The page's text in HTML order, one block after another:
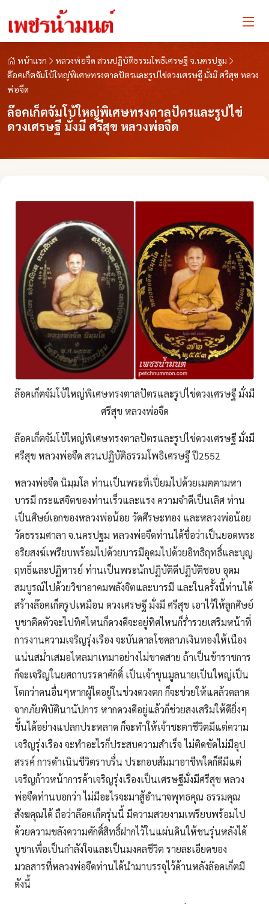
หน้าแรก
หลวงพ่อจืด สวนปฏิบัติธรรมโพธิเศรษฐี จ.นครปฐม
ล๊อคเก็ตจัมโบ้ใหญ่พิเศษทรงตาลปัตรและรูปไข่ดวงเศรษฐี มั่งมี ศรีสุข หลวง
พ่อจืด
ล๊อคเก็ตจัมโบ้ใหญ่พิเศษทรงตาลปัตรและรูปไข่
ดวงเศรษฐี มั่งมี ศรีสุข หลวงพ่อจืด
ล๊อคเก็ตจัมโบ้ใหญ่พิเศษทรงตาลปัตรและรูปไข่ดวงเศรษฐี มั่งมี
ศรีสุข หลวงพ่อจืด
ล๊อคเก็ตจัมโบ้ใหญ่พิเศษทรงตาลปัตรและรูปไข่ดวงเศรษฐี มั่งมี
ศรีสุข หลวงพ่อจืด สวนปฏิบัติธรรมโพธิเศรษฐี ปี2552
หลวงพ่อจืด นิมฺมโล ท่านเป็นพระที่เปี่ยมไปด้วยเมตตามหา
บารมี กระแสจิตของท่านเร็วและแรง ความจำดีเป็นเลิศ ท่าน
เป็นศิษย์เอกของหลวงพ่อน้อย วัดศีรษะทอง และหลวงพ่อน้อย
วัดธรรมศาลา จ.นครปฐม หลวงพ่อจืดท่านได้ชื่อว่าเป็นยอดพระ
อริยสงฆ์เพรียบพร้อมไปด้วยบารมีอุดมไปด้วยอิทธิฤทธิ์และบุญ
ฤทธิ์และปฏิหารย์ ท่านเป็นพระนักปฏิบัติดีปฏิบัติชอบ อุดม
สมบูรณ์ไปด้วยวิชาอาคมพลังจิตและบารมี และในครั้งนี้ท่านได้
สร้างล๊อคเก็ตรูปเหมือน ดวงเศรษฐี มั่งมี ศรีสุข เอาไว้ให้ลูกศิษย์
บูชาติดตัวจะไปทิศไหนก็ดวงดีจะอยู่ทิศไหนก็ร่ำรวยเสริมหน้าที่
การงานความเจริญรุ่งเรือง จะบันดาลโชคลาภเงินทองให้เนือง
แน่นสม่ำเสมอไหลมาเทมาอย่างไม่ขาดสาย ถ้าเป็นข้าราชการ
ก็จะเจริญในยศถาบรรดาศักดิ์ เป็นเจ้าขุนมูลนายเป็นใหญ่เป็น
โตกว่าคนอื่นๆหากผู้ใดอยู่ในช่วงดวงตก ก็จะช่วยให้แคล้วคลาด
จากภัยพิบัตินานัปการ หากดวงดีอยู่แล้วก็ช่วยสงเสริมให้ดียิ่งๆ
ขึ้นได้อย่างแปลกประหลาด ก็จะทำให้เจ้าชะตาชีวิตมีแต่ความ
เจริญรุ่งเรือง จะทำอะไรก็ประสบความสำเร็จ ไม่ติดขัดไม่มีอุป
สรรค์ การดำเนินชีวิตราบรื่น ประกอบสัมมาอาชีพใดก็ดีมีแต่
เจริญก้าวหน้าการค้าเจริญรุ่งเรืองเป็นเศรษฐีมั่งมีศรีสุข หลวง
พ่อจืดท่านบอกว่า ไม่มีอะไรจะมาสู้อำนาจพุทธคุณ ธรรมคุณ
สังฆคุณได้ ถือว่าล๊อคเก็ตรุ่นนี้ มีความสวยงามเพรียบพร้อมไป
ด้วยความขลังความศักดิ์สิทธิ์ฝากไว้ในแผ่นดินให้ชนรุ่นหลังได้
บูชาเพื่อเป็นกำลังใจและเป็นมงคลชีวิต รายละเอียดของ
มวลสารที่หลวงพ่อจืดท่านได้นำมาบรรจุไว้ด้านหลังล๊อคเก็ตมี
ดังนี้